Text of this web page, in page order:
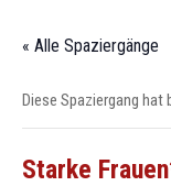
« Alle Spaziergänge
Diese Spaziergang
Starke